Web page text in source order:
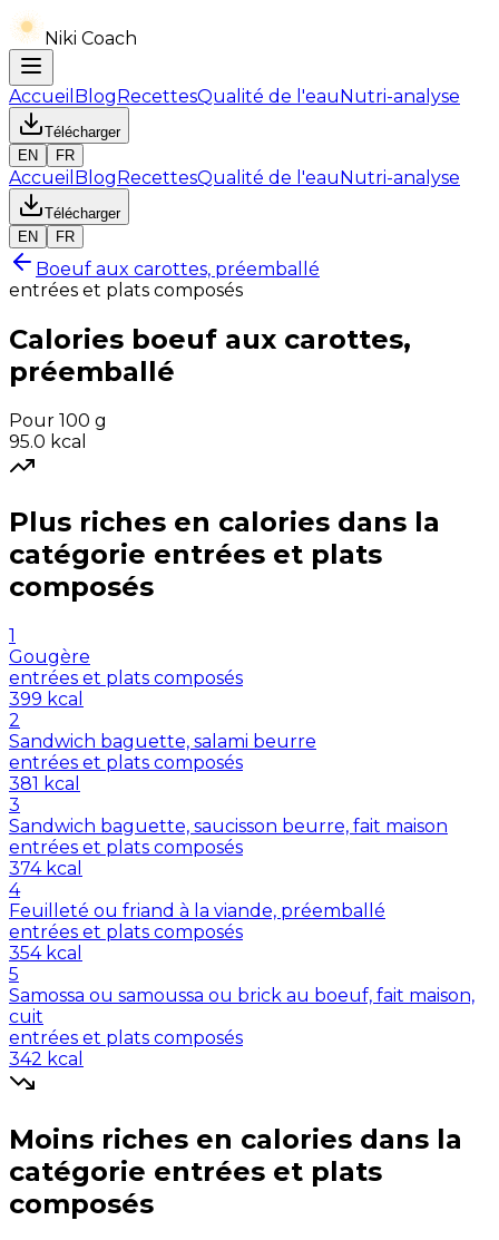
Niki Coach
Accueil BlogRecettesQualité de l'eauNutri-analyse
Télécharger
EN
FR
Accueil BlogRecettesQualité de l'eauNutri-analyse
Télécharger
EN
FR
Boeuf aux carottes, préemballé
entrées et plats composés
Calories boeuf aux carottes,
préemballé
Pour 100 g
95.0 kcal
Plus riches en calories dans la
catégorie entrées et plats
composés
1
Gougère
entrées et plats composés
399 kcal
2
Sandwich baguette, salami beurre
entrées et plats composés
381 kcal
3
Sandwich baguette, saucisson beurre, fait maison
entrées et plats composés
374 kcal
4
Feuilleté ou friand à la viande, préemballé
entrées et plats composés
354 kcal
5
Samossa ou samoussa ou brick au boeuf, fait maison,
cuit
entrées et plats composés
342 kcal
Moins riches en calories dans la
catégorie entrées et plats
composés